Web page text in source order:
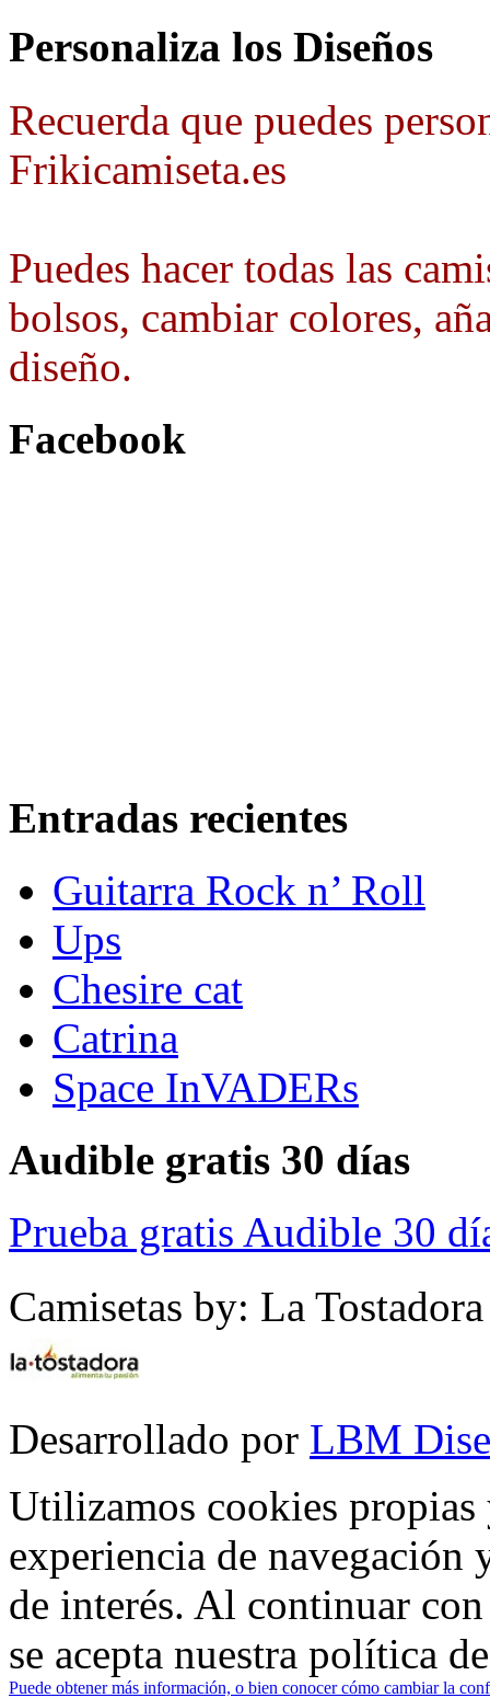
Personaliza los Diseños
Recuerda que puedes
Frikicamiseta.es
Puedes hacer todas las
bolsos, cambiar colores,
diseño.
Facebook
Entradas recientes
Guitarra Rock n’ Roll
Ups
Chesire cat
Catrina
Space InVADERs
Audible gratis 30 días
Prueba gratis Audible 30
Camisetas by: La Tostadora
Desarrollado por LBM
Utilizamos cookies propias
experiencia de
de interés. Al continuar
se acepta nuestra política
Puede obtener más información, o bien conocer cómo cambiar la